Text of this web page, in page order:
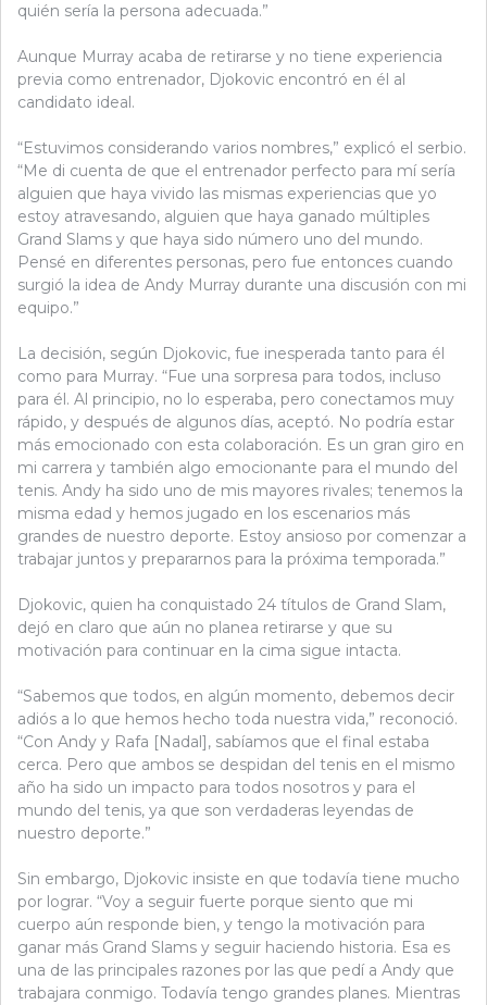
quién sería la persona adecuada.”
Aunque Murray acaba de retirarse y no tiene experiencia
previa como entrenador, Djokovic encontró en él al
candidato ideal.
“Estuvimos considerando varios nombres,” explicó el serbio.
“Me di cuenta de que el entrenador perfecto para mí sería
alguien que haya vivido las mismas experiencias que yo
estoy atravesando, alguien que haya ganado múltiples
Grand Slams y que haya sido número uno del mundo.
Pensé en diferentes personas, pero fue entonces cuando
surgió la idea de Andy Murray durante una discusión con mi
equipo.”
La decisión, según Djokovic, fue inesperada tanto para él
como para Murray. “Fue una sorpresa para todos, incluso
para él. Al principio, no lo esperaba, pero conectamos muy
rápido, y después de algunos días, aceptó. No podría estar
más emocionado con esta colaboración. Es un gran giro en
mi carrera y también algo emocionante para el mundo del
tenis. Andy ha sido uno de mis mayores rivales; tenemos la
misma edad y hemos jugado en los escenarios más
grandes de nuestro deporte. Estoy ansioso por comenzar a
trabajar juntos y prepararnos para la próxima temporada.”
Djokovic, quien ha conquistado 24 títulos de Grand Slam,
dejó en claro que aún no planea retirarse y que su
motivación para continuar en la cima sigue intacta.
“Sabemos que todos, en algún momento, debemos decir
adiós a lo que hemos hecho toda nuestra vida,” reconoció.
“Con Andy y Rafa [Nadal], sabíamos que el final estaba
cerca. Pero que ambos se despidan del tenis en el mismo
año ha sido un impacto para todos nosotros y para el
mundo del tenis, ya que son verdaderas leyendas de
nuestro deporte.”
Sin embargo, Djokovic insiste en que todavía tiene mucho
por lograr. “Voy a seguir fuerte porque siento que mi
cuerpo aún responde bien, y tengo la motivación para
ganar más Grand Slams y seguir haciendo historia. Esa es
una de las principales razones por las que pedí a Andy que
trabajara conmigo. Todavía tengo grandes planes. Mientras